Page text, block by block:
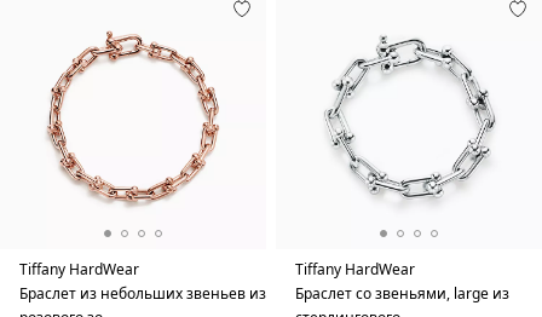
Tiffany HardWear
Браслет из небольших звеньев из
Tiffany HardWear
Браслет со звеньями, large из